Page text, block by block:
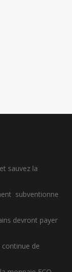
sauvez la
subventionne
devront payer
continue de